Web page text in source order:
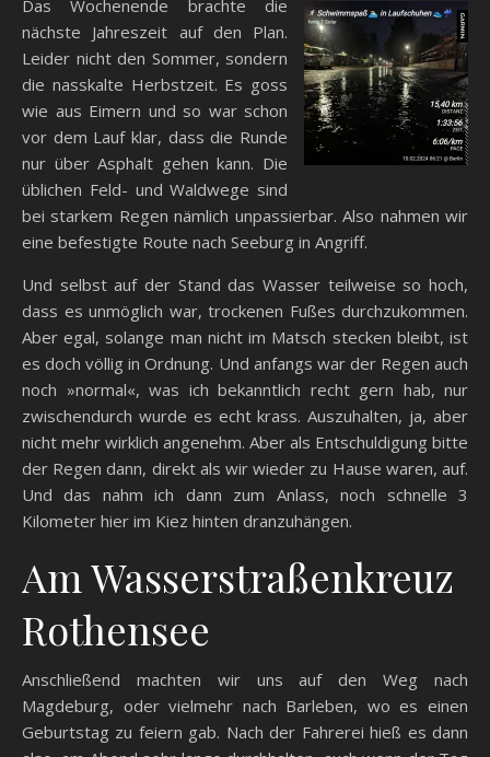
Das Wochenende brachte die
nächste Jahreszeit auf den Plan.
Leider nicht den Sommer, sondern
die nasskalte Herbstzeit. Es goss
wie aus Eimern und so war schon
vor dem Lauf klar, dass die Runde
nur über Asphalt gehen kann. Die
üblichen Feld- und Waldwege sind
bei starkem Regen nämlich unpassierbar. Also nahmen wir
eine befestigte Route nach Seeburg in Angriff.
Und selbst auf der Stand das Wasser teilweise so hoch,
dass es unmöglich war, trockenen Fußes durchzukommen.
Aber egal, solange man nicht im Matsch stecken bleibt, ist
es doch völlig in Ordnung. Und anfangs war der Regen auch
noch »normal«, was ich bekanntlich recht gern hab, nur
zwischendurch wurde es echt krass. Auszuhalten, ja, aber
nicht mehr wirklich angenehm. Aber als Entschuldigung bitte
der Regen dann, direkt als wir wieder zu Hause waren, auf.
Und das nahm ich dann zum Anlass, noch schnelle 3
Kilometer hier im Kiez hinten dranzuhängen.
Am Wasserstraßenkreuz
Rothensee
Anschließend machten wir uns auf den Weg nach
Magdeburg, oder vielmehr nach Barleben, wo es einen
Geburtstag zu feiern gab. Nach der Fahrerei hieß es dann